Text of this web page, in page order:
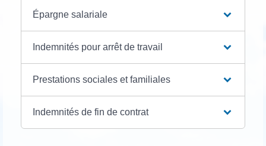
Épargne salariale
Indemnités pour arrêt de travail
Prestations sociales et familiales
Indemnités de fin de contrat